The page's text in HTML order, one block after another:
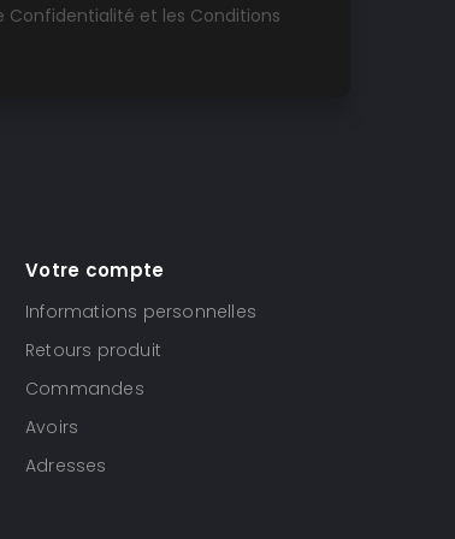
Confidentialité et les Conditions
Votre compte
Informations personnelles
Retours produit
Commandes
Avoirs
Adresses